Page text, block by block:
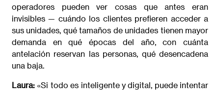
operadores pueden ver cosas que antes eran
invisibles — cuándo los clientes prefieren acceder a
sus unidades, qué tamaños de unidades tienen mayor
demanda en qué épocas del año, con cuánta
antelación reservan las personas, qué desencadena
una baja.
Laura: «Si todo es inteligente y digital, puede intentar